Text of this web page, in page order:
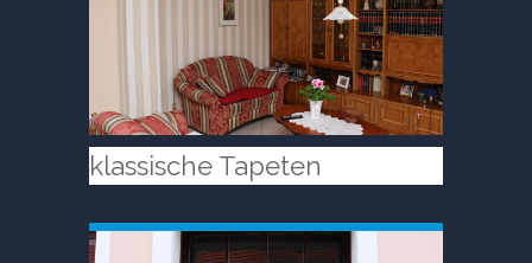
klassische Tapeten